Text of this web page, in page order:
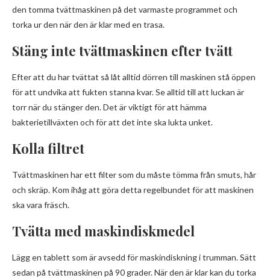
den tomma tvättmaskinen på det varmaste programmet och
torka ur den när den är klar med en trasa.
Stäng inte tvättmaskinen efter tvätt
Efter att du har tvättat så låt alltid dörren till maskinen stå öppen
för att undvika att fukten stanna kvar. Se alltid till att luckan är
torr när du stänger den. Det är viktigt för att hämma
bakterietillväxten och för att det inte ska lukta unket.
Kolla filtret
Tvättmaskinen har ett filter som du måste tömma från smuts, hår
och skräp. Kom ihåg att göra detta regelbundet för att maskinen
ska vara fräsch.
Tvätta med maskindiskmedel
Lägg en tablett som är avsedd för maskindiskning i trumman. Sätt
sedan på tvättmaskinen på 90 grader. När den är klar kan du torka